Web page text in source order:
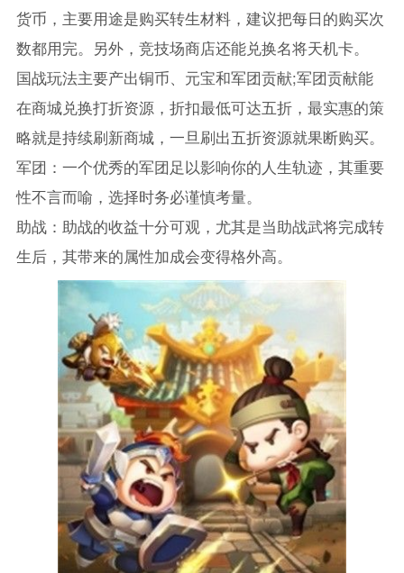
货币，主要用途是购买转生材料，建议把每日的购买次
数都用完。另外，竞技场商店还能兑换名将天机卡。
国战玩法主要产出铜币、元宝和军团贡献;军团贡献能
在商城兑换打折资源，折扣最低可达五折，最实惠的策
略就是持续刷新商城，一旦刷出五折资源就果断购买。
军团：一个优秀的军团足以影响你的人生轨迹，其重要
性不言而喻，选择时务必谨慎考量。
助战：助战的收益十分可观，尤其是当助战武将完成转
生后，其带来的属性加成会变得格外高。